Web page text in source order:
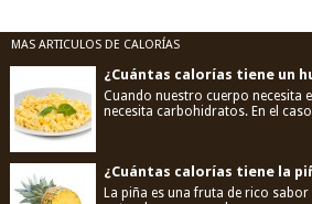
MAS ARTICULOS DE CALORÍAS
¿Cuántas calorías tiene un
Cuando nuestro cuerpo necesita
necesita carbohidratos. En el
¿Cuántas calorías tiene la
La piña es una fruta de rico